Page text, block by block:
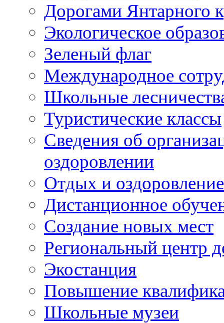
Дорогами Янтарного
Экологическое
Зеленый флаг
Международное
Школьные
Туристические классы
Сведения об
оздоровлении
Отдых и
Дистанционное
Создание новых мест
Региональный центр
Экостанция
Повышение
Школьные музеи